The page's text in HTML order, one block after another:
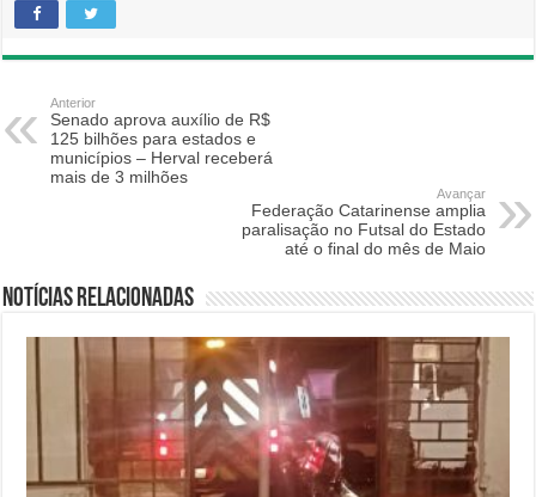
Anterior
Senado aprova auxílio de R$
125 bilhões para estados e
municípios – Herval receberá
mais de 3 milhões
Avançar
Federação Catarinense amplia
paralisação no Futsal do Estado
até o final do mês de Maio
Notícias relacionadas